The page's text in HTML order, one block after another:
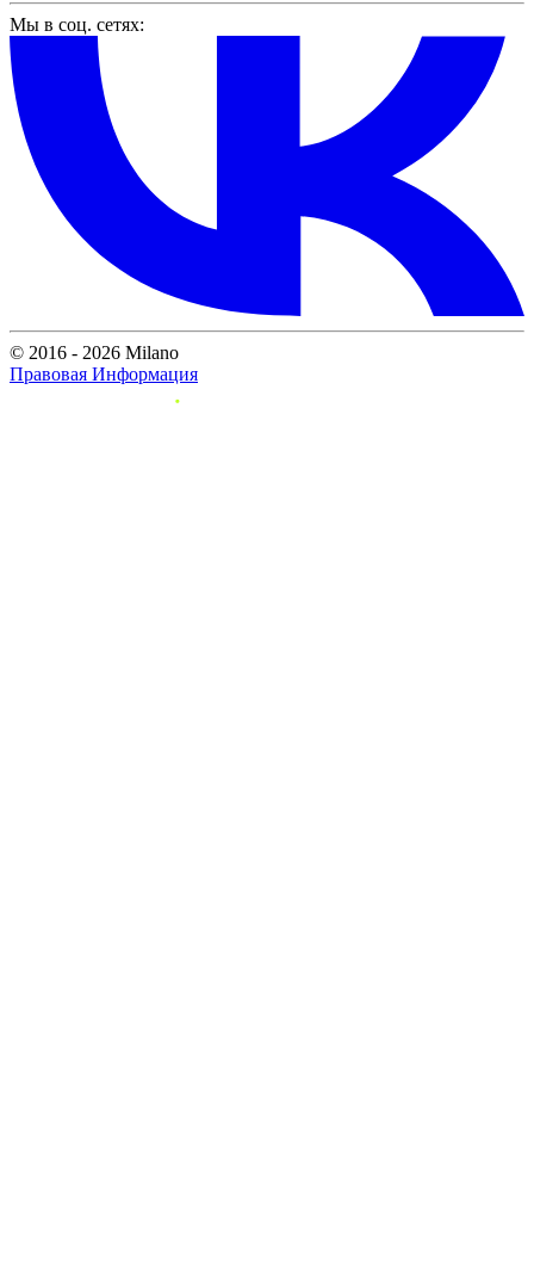
Мы в соц. сетях:
© 2016 - 2026 Milano
Правовая Информация